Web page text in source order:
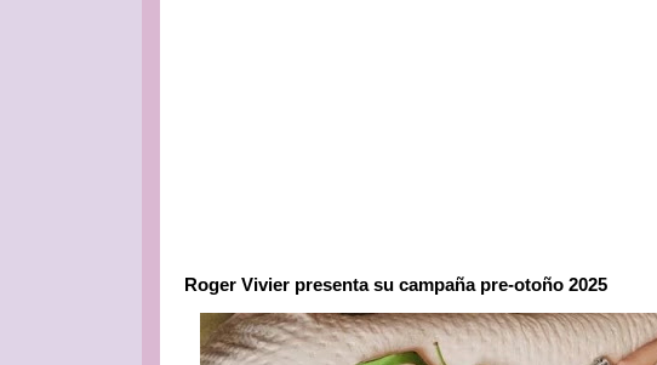
Roger Vivier presenta su campaña pre-otoño 2025